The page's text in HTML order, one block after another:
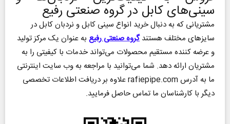
سینی‌های کابل در گروه صنعتی رفیع
مشتریانی که به دنبال خرید انواع سینی کابل و نردبان کابل در
سایزهای مختلف هستندگروه صنعتی رفیع به عنوان یک مرکز تولید
و عرضه کننده مستقیم محصولات می‌تواند خدمات با کیفیتی را به
مشتریان ارائه دهد. شما می‌توانید با مراجعه به وب سایت اینترنتی
ما به آدرس rafiepipe.com علاوه بر دریافت اطلاعات تخصصی
دیگر با کارشناسان ما تماس حاصل فرمایید.